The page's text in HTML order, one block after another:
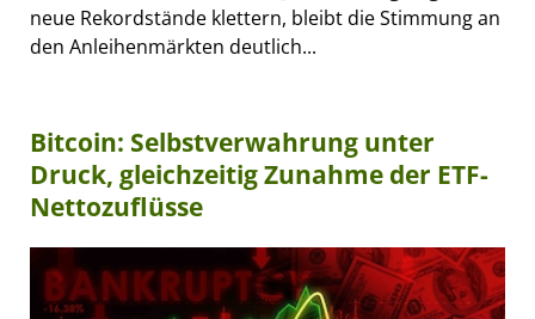
neue Rekordstände klettern, bleibt die Stimmung an
den Anleihenmärkten deutlich...
Bitcoin: Selbstverwahrung unter
Druck, gleichzeitig Zunahme der ETF-
Nettozuflüsse